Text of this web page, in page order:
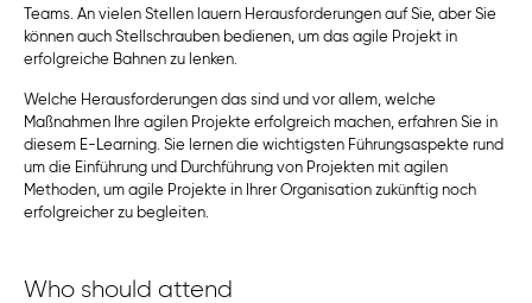
Teams. An vielen Stellen lauern Herausforderungen auf Sie, aber Sie
können auch Stellschrauben bedienen, um das agile Projekt in
erfolgreiche Bahnen zu lenken.
Welche Herausforderungen das sind und vor allem, welche
Maßnahmen Ihre agilen Projekte erfolgreich machen, erfahren Sie in
diesem E-Learning. Sie lernen die wichtigsten Führungsaspekte rund
um die Einführung und Durchführung von Projekten mit agilen
Methoden, um agile Projekte in Ihrer Organisation zukünftig noch
erfolgreicher zu begleiten.
Who should attend